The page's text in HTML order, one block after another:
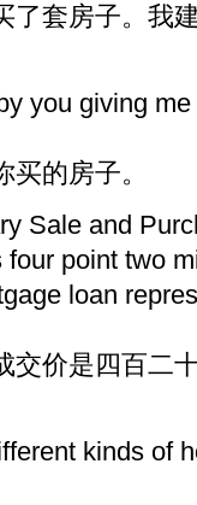
了套房子。我
you giving
的房子。
Sale and
point two
loan
交价是四百二
kinds of